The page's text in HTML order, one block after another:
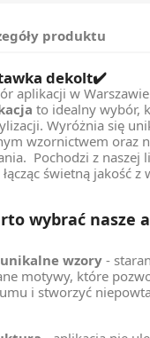
produktu
dekolt✔️
aplikacji w
to idealny wybór,
Wyróżnia się
wzornictwem oraz
Pochodzi z naszej
świetną jakość z
wybrać nasze
wzory-
motywy, które
i stworzyć